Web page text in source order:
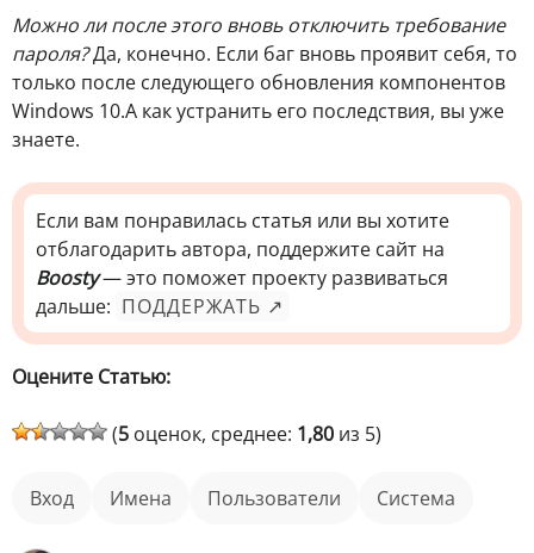
Можно ли после этого вновь отключить требование
пароля?Да, конечно. Если баг вновь проявит себя, то
только после следующего обновления компонентов
Windows 10.А как устранить его последствия, вы уже
знаете.
Если вам понравилась статья или вы хотите
отблагодарить автора, поддержите сайт на
Boosty— это поможет проекту развиваться
дальше: ПОДДЕРЖАТЬ ↗
Оцените Статью:
(5 оценок, среднее: 1,80 из 5)
вход имена пользователи Система